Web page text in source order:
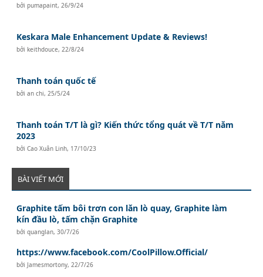
bởipumapaint, 26/9/24
Keskara Male Enhancement Update & Reviews!
bởikeithdouce, 22/8/24
Thanh toán quốc tế
bởian chi, 25/5/24
Thanh toán T/T là gì? Kiến thức tổng quát về T/T năm
2023
bởiCao Xuân Linh, 17/10/23
BÀI VIẾT MỚI
Graphite tấm bôi trơn con lăn lò quay, Graphite làm
kín đầu lò, tấm chặn Graphite
bởiquanglan,30/7/26
https://www.facebook.com/CoolPillow.Official/
bởi Jamesmortony, 22/7/26